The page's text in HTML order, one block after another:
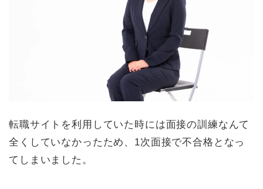
転職サイトを利用していた時には面接の訓練なんて
全くしていなかったため、1次面接で不合格となっ
てしまいました。